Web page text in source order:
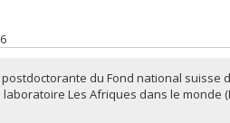
du Fond national suisse
Les Afriques dans le monde